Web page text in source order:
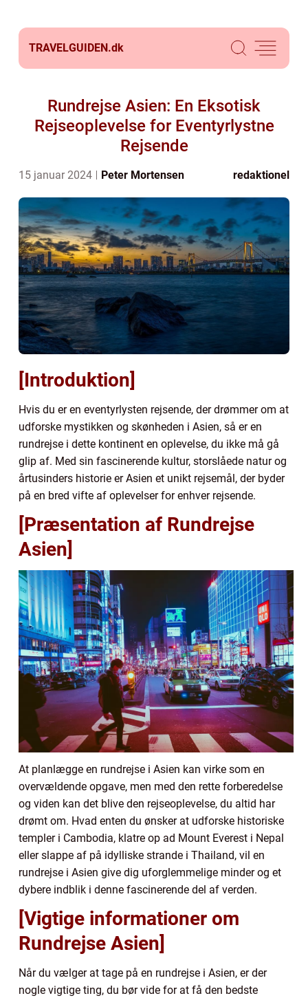
TRAVELGUIDEN.dk
Rundrejse Asien: En Eksotisk
Rejseoplevelse for Eventyrlystne
Rejsende
15 januar 2024 Peter Mortensen redaktionel
[Introduktion]
Hvis du er en eventyrlysten rejsende, der drømmer om at
udforske mystikken og skønheden i Asien, så er en
rundrejse i dette kontinent en oplevelse, du ikke må gå
glip af. Med sin fascinerende kultur, storslåede natur og
årtusinders historie er Asien et unikt rejsemål, der byder
på en bred vifte af oplevelser for enhver rejsende.
[Præsentation af Rundrejse
Asien]
At planlægge en rundrejse i Asien kan virke som en
overvældende opgave, men med den rette forberedelse
og viden kan det blive den rejseoplevelse, du altid har
drømt om. Hvad enten du ønsker at udforske historiske
templer i Cambodia, klatre op ad Mount Everest i Nepal
eller slappe af på idylliske strande i Thailand, vil en
rundrejse i Asien give dig uforglemmelige minder og et
dybere indblik i denne fascinerende del af verden.
[Vigtige informationer om
Rundrejse Asien]
Når du vælger at tage på en rundrejse i Asien, er der
nogle vigtige ting, du bør vide for at få den bedste